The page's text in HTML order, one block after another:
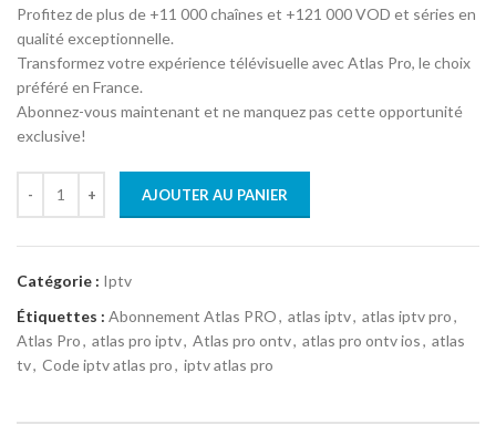
Profitez de plus de +11 000 chaînes et +121 000 VOD et séries en
qualité exceptionnelle.
Transformez votre expérience télévisuelle avec Atlas Pro, le choix
préféré en France.
Abonnez-vous maintenant et ne manquez pas cette opportunité
exclusive!
AJOUTER AU PANIER
Catégorie : Iptv
Étiquettes : Abonnement Atlas PRO, atlas iptv, atlas iptv pro,
Atlas Pro, atlas pro iptv, Atlas pro ontv, atlas pro ontv ios, atlas
tv, Code iptv atlas pro, iptv atlas pro